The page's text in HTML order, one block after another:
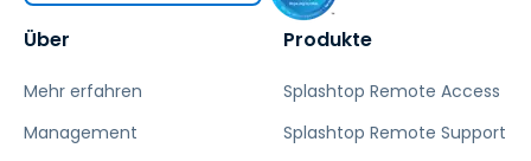
Über
Mehr erfahren
Management
Produkte
Splashtop Remote Access
Splashtop Remote Support